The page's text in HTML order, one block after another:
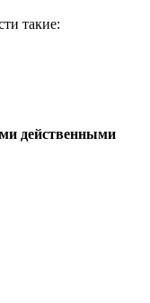
такие:
действенными